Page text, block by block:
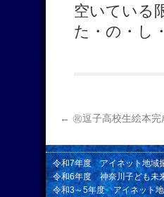
空いてい
た・の・し
← ㊗逗子高校生絵本
令和7年度 アイネット地域
令和6年度 神奈川子ども未
令和3～5年度 アイネット